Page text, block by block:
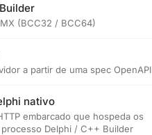
(BCC32 / BCC64)
a partir de uma spec OpenAPI
nativo
embarcado que hospeda os
Delphi / C++ Builder